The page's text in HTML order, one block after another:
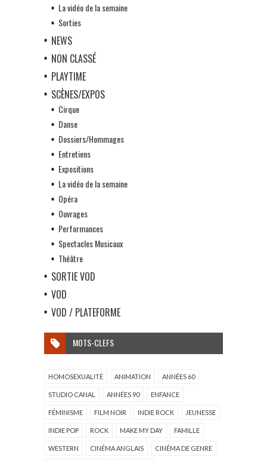
La vidéo de la semaine
Sorties
NEWS
NON CLASSÉ
PLAYTIME
SCÈNES/EXPOS
Cirque
Danse
Dossiers/Hommages
Entretiens
Expositions
La vidéo de la semaine
Opéra
Ouvrages
Performances
Spectacles Musicaux
Théâtre
SORTIE VOD
VOD
VOD / PLATEFORME
MOTS-CLEFS
HOMOSEXUALITÉ ANIMATION ANNÉES 60
STUDIO CANAL ANNÉES 90 ENFANCE
FÉMINISME FILM NOIR INDIE ROCK JEUNESSE
INDIE POP ROCK MAKE MY DAY FAMILLE
WESTERN CINÉMA ANGLAIS CINÉMA DE GENRE